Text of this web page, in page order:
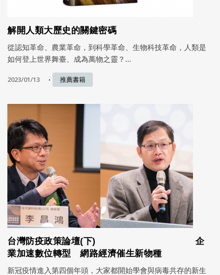
解開人類大歷史的關鍵密碼
從認知革命、農業革命，到科學革命、生物科技革命，人類是
如何登上世界舞臺、成為萬物之靈？...
2023/01/13 推薦書籍
台灣防疫政策論壇(下) 企
業加速數位轉型 網路經濟催生新物種
新冠疫情進入第四個年頭，大家都開始學會與病毒共存的新生